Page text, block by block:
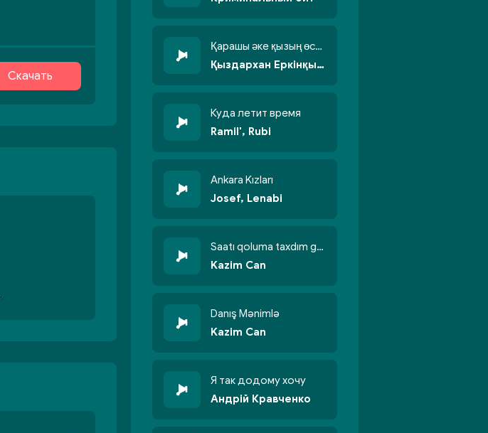
Скачать
Қарашы әке қызың өсті бойжеттіп
Қыздархан Еркінқызы
Куда летит время
Ramil', Rubi
Ankara Kızları
Josef, Lenabi
Saatı qoluma taxdım göyün üzünə qalxdım
Kazim Can
Danış Mənimlə
Kazim Can
Я так додому хочу
Андрій Кравченко